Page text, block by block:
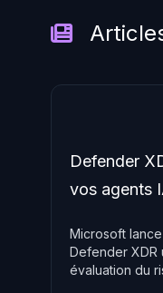
Defender
vos agents
Microsoft
Defender XDR
évaluation du